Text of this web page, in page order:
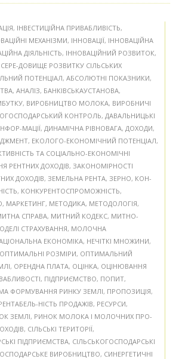
, ІНВЕСТИЦІЙНА ПРИВАБЛИВІСТЬ,
МЕХАНІЗМИ, ІННОВАЦІЇ, ІННОВАЦІЙНА
ДІЯЛЬНІСТЬ, ІННОВАЦІЙНИЙ РОЗВИТОК,
ДОВИЩЕ РОЗВИТКУ СІЛЬСЬКИХ
ПОТЕНЦІАЛ, АБСОЛЮТНІ ПОКАЗНИКИ,
, АНАЛІЗ, БАНКІВСЬКАУСТАНОВА,
, ВИРОБНИЦТВО МОЛОКА, ВИРОБНИЧІ
КОНТРОЛЬ, ДАВАЛЬНИЦЬКІ
МАЦІЇ, ДИНАМІЧНА РІВНОВАГА, ДОХОДИ,
, ЕКОЛОГО-ЕКОНОМІЧНИЙ ПОТЕНЦІАЛ,
ТА СОЦІАЛЬНО-ЕКОНОМІЧНІ
РЕНТНИХ ДОХОДІВ, ЗАКОНОМІРНОСТІ
ДОХОДІВ, ЗЕМЕЛЬНА РЕНТА, ЗЕРНО, КОН-
, КОНКУРЕНТОСПРОМОЖНІСТЬ,
, МАРКЕТИНГ, МЕТОДИКА, МЕТОДОЛОГІЯ,
СПРАВА, МИТНИЙ КОДЕКС, МИТНО-
СТРАХУВАННЯ, МОЛОЧНА
ЕКОНОМІКА, НЕЧІТКІ МНОЖИНИ,
ОПТИМАЛЬНІ РОЗМІРИ, ОПТИМАЛЬНИЙ
, ОРЕНДНА ПЛАТА, ОЦІНКА, ОЦІНЮВАННЯ
, ПІДПРИЄМСТВО, ПОПИТ,
ФОРМУВАННЯ РИНКУ ЗЕМЛІ, ПРОПОЗИЦІЯ,
НІСТЬ ПРОДАЖІВ, РЕСУРСИ,
ЗЕМЛІ, РИНОК МОЛОКА І МОЛОЧНИХ ПРО-
, СІЛЬСЬКІ ТЕРИТОРІЇ,
ПІДПРИЄМСТВА, СІЛЬСЬКОГОСПОДАРСЬКІ
ВИРОБНИЦТВО, СИНЕРГЕТИЧНІ